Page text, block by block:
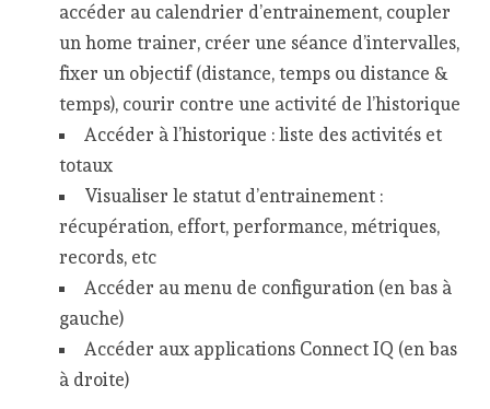
accéder au calendrier d’entrainement, coupler
un home trainer, créer une séance d’intervalles,
fixer un objectif (distance, temps ou distance &
temps), courir contre une activité de l’historique
Accéder à l’historique : liste des activités et
totaux
Visualiser le statut d’entrainement :
récupération, effort, performance, métriques,
records, etc
Accéder au menu de configuration (en bas à
gauche)
Accéder aux applications Connect IQ (en bas
à droite)